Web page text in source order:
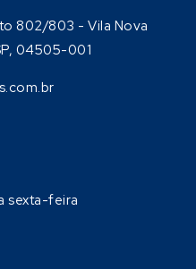
802/803 - Vila Nova
04505-001
sexta-feira